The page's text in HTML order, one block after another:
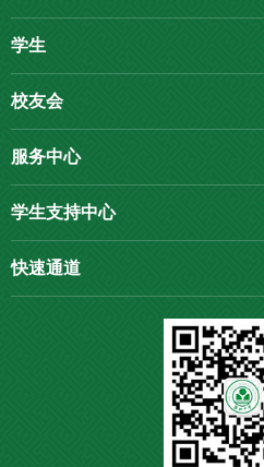
学生
校友会
服务中心
学生支持中心
快速通道